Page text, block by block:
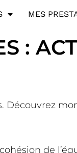
MES
:
Découvrez
de